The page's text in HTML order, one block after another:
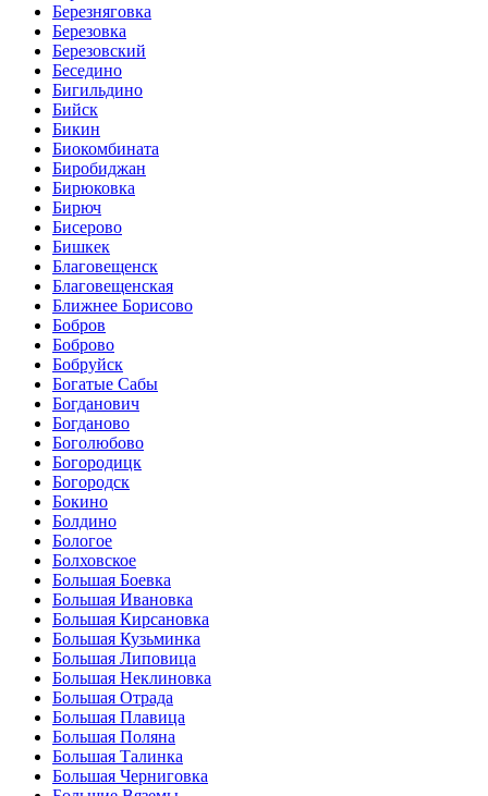
Березняговка
Березовка
Березовский
Беседино
Бигильдино
Бийск
Бикин
Биокомбината
Биробиджан
Бирюковка
Бирюч
Бисерово
Бишкек
Благовещенск
Благовещенская
Ближнее Борисово
Бобров
Боброво
Бобруйск
Богатые Сабы
Богданович
Богданово
Боголюбово
Богородицк
Богородск
Бокино
Болдино
Бологое
Болховское
Большая Боевка
Большая Ивановка
Большая Кирсановка
Большая Кузьминка
Большая Липовица
Большая Неклиновка
Большая Отрада
Большая Плавица
Большая Поляна
Большая Талинка
Большая Черниговка